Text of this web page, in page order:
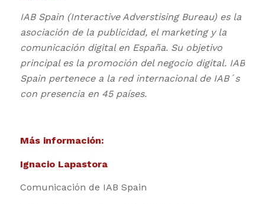
IAB Spain (Interactive Adverstising Bureau) es la
asociación de la publicidad, el marketing y la
comunicación digital en España. Su objetivo
principal es la promoción del negocio digital. IAB
Spain pertenece a la red internacional de IAB´s
con presencia en 45 países.
Más información:
Ignacio Lapastora
Comunicación de IAB Spain